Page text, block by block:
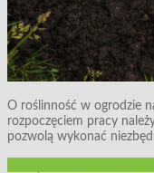
O roślinność w ogrodzie
rozpoczęciem pracy
pozwolą wykonać